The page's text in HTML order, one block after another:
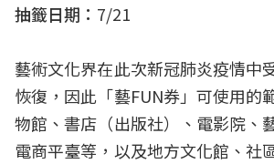
抽籤日期： 7/21
藝術文化界在此次新冠肺炎疫情中
恢復，因此「藝FUN券」可使用的
物館、書店（出版社）、電影院、
電商平臺等，以及地方文化館、社